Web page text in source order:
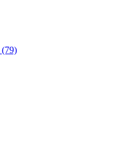
(79)